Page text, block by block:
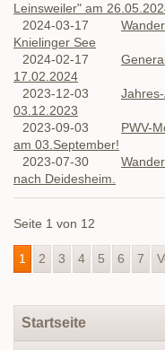
Leinsweiler" am
2024-03-17
Knielinger See
2024-02-17
17.02.2024
2023-12-03
03.12.2023
2023-09-03
PWV-
am 03.September!
2023-07-30
nach Deidesheim.
Seite 1 von 12
1 2 3 4 5 6 7
überspringen
Startseite